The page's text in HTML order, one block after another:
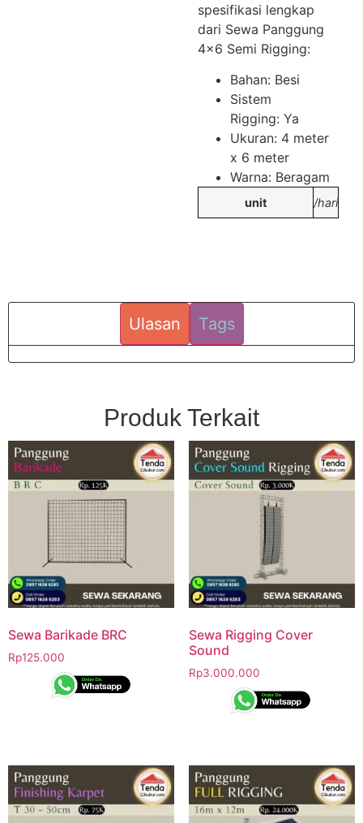
spesifikasi lengkap
dari Sewa Panggung
4×6 Semi Rigging:
Bahan: Besi
Sistem
Rigging: Ya
Ukuran: 4 meter
x 6 meter
Warna: Beragam
unit /hari
Ulasan Tags
Produk Terkait
Sewa Barikade BRC
Rp125.000
Sewa Rigging Cover
Sound
Rp3.000.000